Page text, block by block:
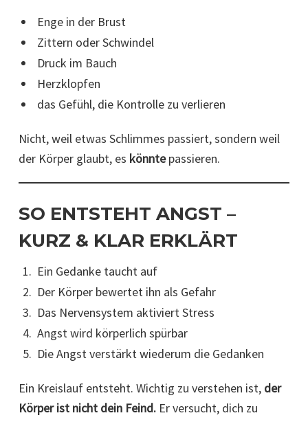
Enge in der Brust
Zittern oder Schwindel
Druck im Bauch
Herzklopfen
das Gefühl, die Kontrolle zu verlieren
Nicht, weil etwas Schlimmes passiert, sondern weil
der Körper glaubt, es könntepassieren.
SO ENTSTEHT ANGST –
KURZ & KLAR ERKLÄRT
Ein Gedanke taucht auf
Der Körper bewertet ihn als Gefahr
Das Nervensystem aktiviert Stress
Angst wird körperlich spürbar
Die Angst verstärkt wiederum die Gedanken
Ein Kreislauf entsteht. Wichtig zu verstehen ist, der
Körper ist nicht dein Feind. Er versucht, dich zu